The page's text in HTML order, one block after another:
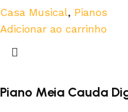
Casa Musical, Pianos
Adicionar ao carrinho
Piano Meia Cauda